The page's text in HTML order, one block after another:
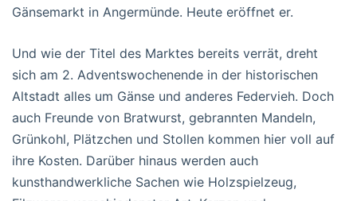
Gänsemarkt in Angermünde. Heute eröffnet er.
Und wie der Titel des Marktes bereits verrät, dreht
sich am 2. Adventswochenende in der historischen
Altstadt alles um Gänse und anderes Federvieh. Doch
auch Freunde von Bratwurst, gebrannten Mandeln,
Grünkohl, Plätzchen und Stollen kommen hier voll auf
ihre Kosten. Darüber hinaus werden auch
kunsthandwerkliche Sachen wie Holzspielzeug,